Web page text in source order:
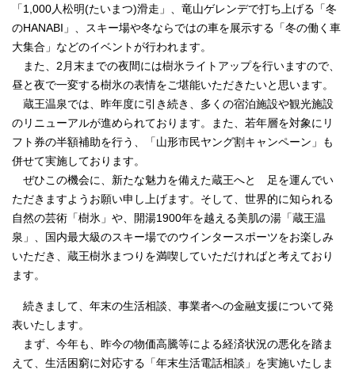
「1,000人松明(たいまつ)滑走」、竜山ゲレンデで打ち上げる「冬
のHANABI」、スキー場や冬ならではの車を展示する「冬の働く車
大集合」などのイベントが行われます。
また、2月末までの夜間には樹氷ライトアップを行いますので、
昼と夜で一変する樹氷の表情をご堪能いただきたいと思います。
蔵王温泉では、昨年度に引き続き、多くの宿泊施設や観光施設
のリニューアルが進められております。また、若年層を対象にリ
フト券の半額補助を行う、「山形市民ヤング割キャンペーン」も
併せて実施しております。
ぜひこの機会に、新たな魅力を備えた蔵王へと 足を運んでい
ただきますようお願い申し上げます。そして、世界的に知られる
自然の芸術「樹氷」や、開湯1900年を越える美肌の湯「蔵王温
泉」、国内最大級のスキー場でのウインタースポーツをお楽しみ
いただき、蔵王樹氷まつりを満喫していただければと考えており
ます。
続きまして、年末の生活相談、事業者への金融支援について発
表いたします。
まず、今年も、昨今の物価高騰等による経済状況の悪化を踏ま
えて、生活困窮に対応する「年末生活電話相談」を実施いたしま